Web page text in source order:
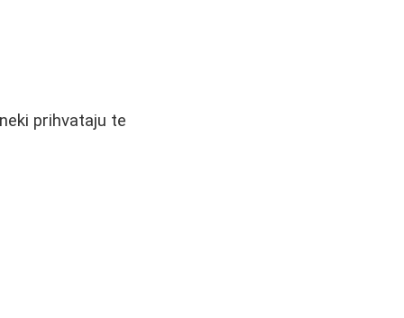
prihvataju te